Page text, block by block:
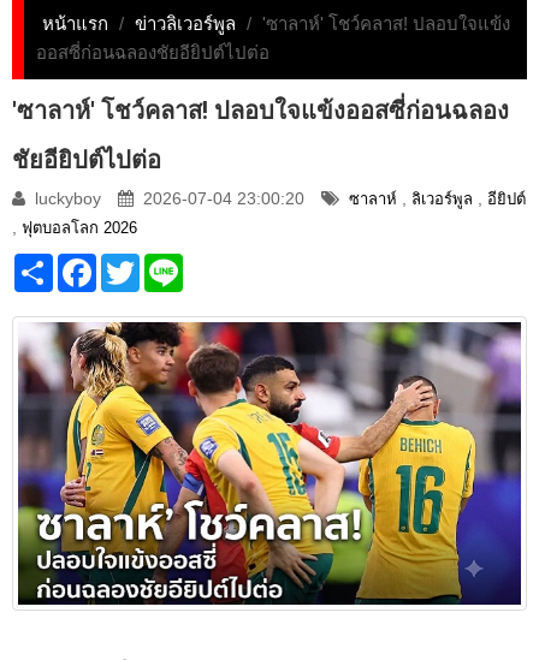
หน้าแรก / ข่าวลิเวอร์พูล / 'ซาลาห์' โชว์คลาส! ปลอบใจแข้ง
ออสซี่ก่อนฉลองชัยอียิปต์ไปต่อ
'ซาลาห์' โชว์คลาส! ปลอบใจแข้งออสซี่ก่อนฉลอง
ชัยอียิปต์ไปต่อ
luckyboy 2026-07-04 23:00:20 ซาลาห์ , ลิเวอร์พูล , อียิปต์
, ฟุตบอลโลก 2026
Share Facebook
Twitter